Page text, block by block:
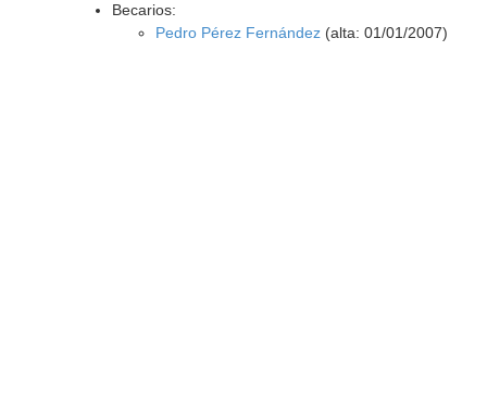
Becarios:
Pedro Pérez Fernández(alta: 01/01/2007)